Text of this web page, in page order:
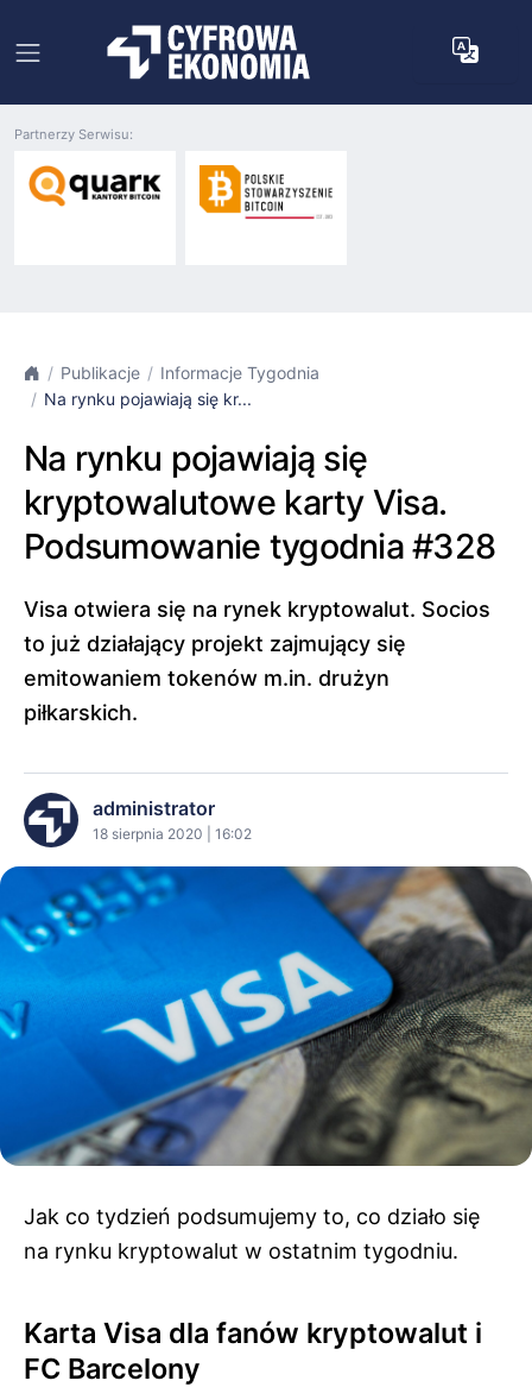
Partnerzy Serwisu:
Publikacje
Informacje Tygodnia
Na rynku pojawiają się kr...
Na rynku pojawiają się
kryptowalutowe karty Visa.
Podsumowanie tygodnia #328
Visa otwiera się na rynek kryptowalut. Socios
to już działający projekt zajmujący się
emitowaniem tokenów m.in. drużyn
piłkarskich.
administrator
18 sierpnia 2020 | 16:02
Jak co tydzień podsumujemy to, co działo się
na rynku kryptowalut w ostatnim tygodniu.
Karta Visa dla fanów kryptowalut i
FC Barcelony